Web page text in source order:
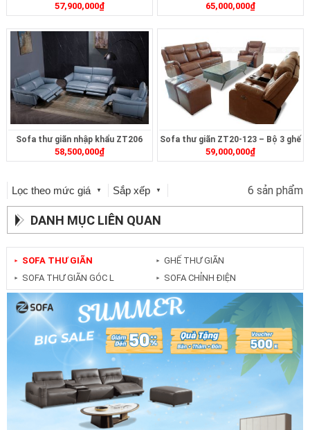
57,900,000₫ 65,000,000₫
Sofa thư giãn nhập khẩu ZT206
58,500,000₫
Sofa thư giãn ZT20-123 – Bộ 3 ghế
59,000,000₫
Lọc theo mức giá ▼ Sắp xếp ▼ 6 sản phẩm
DANH MỤC LIÊN QUAN
► SOFA THƯ GIÃN
► SOFA THƯ GIÃN GÓC L
► GHẾ THƯ GIÃN
► SOFA CHỈNH ĐIỆN